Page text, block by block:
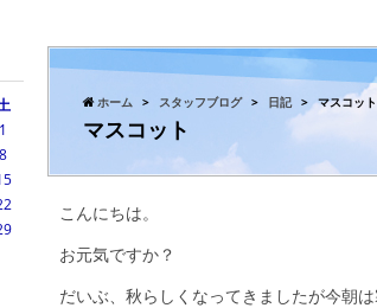
ホーム スタッフブログ 日記 マスコット
マスコット
こんにちは。
お元気ですか？
だいぶ、秋らしくなってきましたが今朝は
1
8